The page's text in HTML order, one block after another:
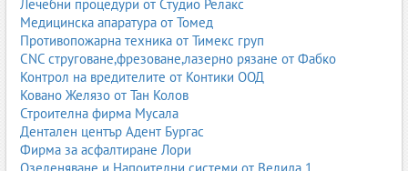
Лечебни процедури от Студио Релакс
Медицинска апаратура от Томед
Противопожарна техника от Тимекс груп
CNC струговане,фрезоване,лазерно рязане от Фабко
Контрол на вредителите от Контики ООД
Ковано Желязо от Тан Колов
Строителна фирма Мусала
Дентален център Адент Бургас
Фирма за асфалтиране Лори